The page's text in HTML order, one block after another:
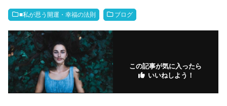
b
o
o
k
ar
.fr
n
M
ar
ks
■私が思う開運・幸福の法則 ブログ
この記事が気に入ったら
いいねしよう！